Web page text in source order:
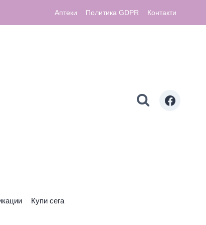
Аптеки Политика GDPR Контакти
Купи сега